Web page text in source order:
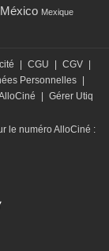
Mexique
CGU CGV
Personnelles
Gérer Utiq
le numéro AlloCiné :